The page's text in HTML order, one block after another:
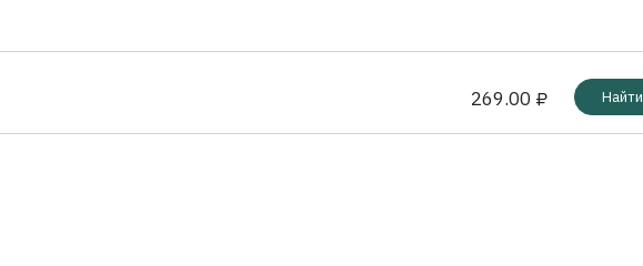
269.00 ₽ Найти